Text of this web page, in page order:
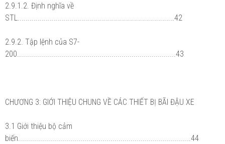
2.9.1.2. Định nghĩa về
STL..............................................................................42
2.9.2. Tập lệnh của S7-
200...............................................................................43
CHƯƠNG 3: GIỚI THIỆU CHUNG VỀ CÁC THIẾT BỊ BÃI ĐẬU XE
3.1 Giới thiệu bộ cảm
biến......................................................................................44